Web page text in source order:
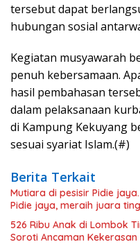
tersebut dapat
hubungan sosial
Kegiatan musyawarah
penuh kebersamaan.
hasil pembahasan
dalam pelaksanaan
di Kampung Kekuyang
sesuai syariat Islam.(#)
Berita Terkait
Mutiara di pesisir Pidie
Pidie jaya, meraih juara
526 Ribu Anak di Lombok
Soroti Ancaman